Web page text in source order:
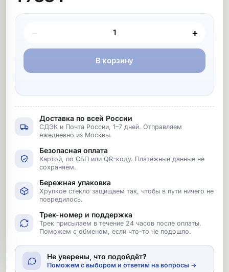
Покупка товара
− +
В корзину
Доставка по всей России
СДЭК и Почта России, 1–7 дней. Отправляем
ежедневно из Москвы.
Безопасная оплата
Картой, по СБП или QR-коду. Платёжные данные не
сохраняем.
Бережная упаковка
Хрупкое стекло защищаем так, чтобы в пути ничего не
повредилось.
Трек-номер и поддержка
Трек присылаем в течение 24 часов после оплаты.
Поможем с обменом, если что-то не подошло.
Не уверены, что подойдёт?
Поможем с выбором и ответим на вопросы →